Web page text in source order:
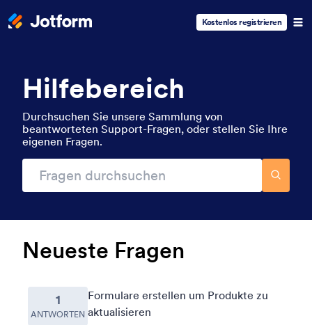
Kostenlos registrieren
Hilfebereich
Durchsuchen Sie unsere Sammlung von
beantworteten Support-Fragen, oder stellen Sie Ihre
eigenen Fragen.
Neueste Fragen
1
ANTWORTEN
Formulare erstellen um Produkte zu
aktualisieren